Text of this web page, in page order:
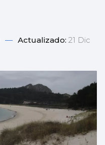
— Actualizado: 21 Dic